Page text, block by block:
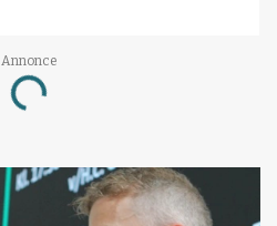
Annonce
Loading...